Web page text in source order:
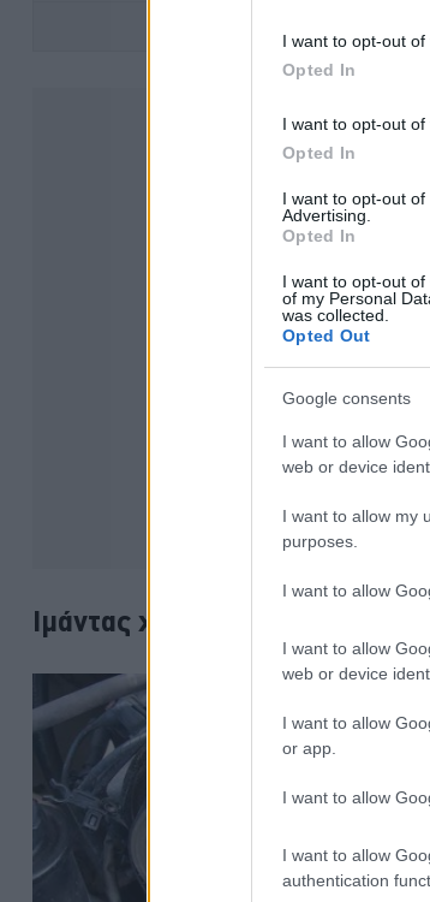
I want to opt-out of
Opted In
I want to opt-out of
Opted In
I want to opt-out
Advertising.
Opted In
I want to opt-out
of my Personal
was collected.
Opted Out
Google consents
I want to allow
web or device
I want to allow my
purposes.
I want to allow
I want to allow
web or device
I want to allow
or app.
I want to allow
I want to allow
authentication
Ιμάντας χρονισμού-Αντλία